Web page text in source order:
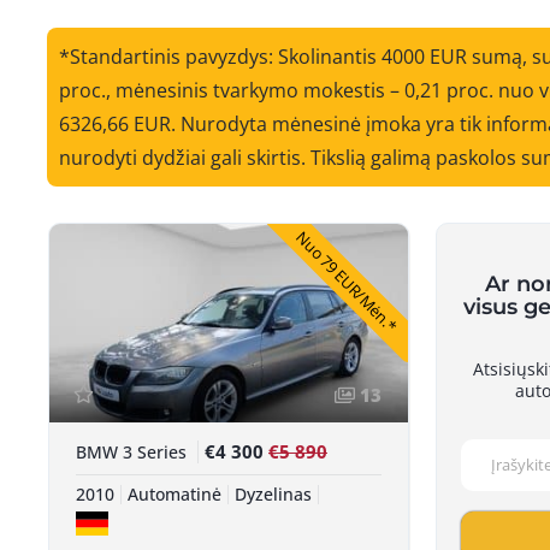
*Standartinis pavyzdys: Skolinantis 4000 EUR
proc., mėnesinis tvarkymo mokestis – 0,21 proc. nuo
6326,66 EUR. Nurodyta mėnesinė įmoka yra tik
nurodyti dydžiai gali skirtis. Tikslią galimą paskolos
Nuo 79 EUR/Mėn.*
13
BMW 3 Series €4 300 €5 890
2010 Automatinė Dyzelinas
Ar
visus